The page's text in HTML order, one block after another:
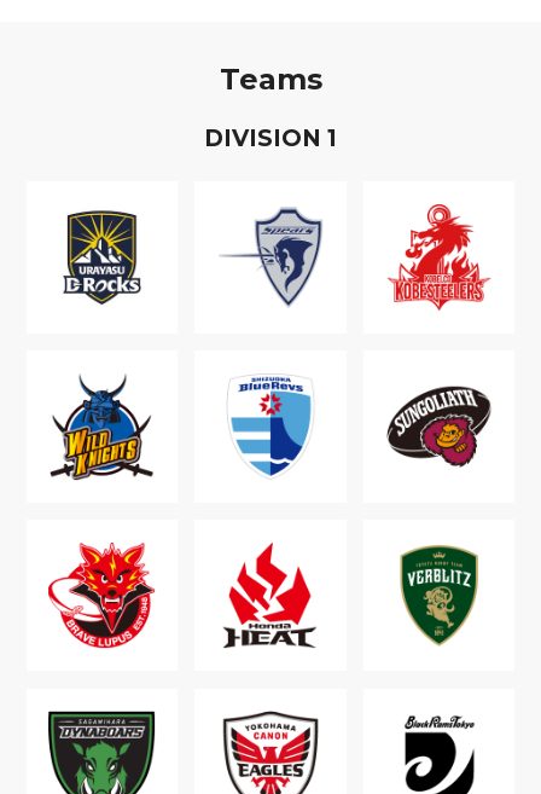
Teams
DIVISION 1